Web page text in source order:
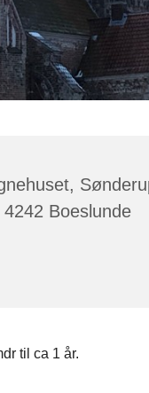
4242 Boeslunde
til ca 1 år.